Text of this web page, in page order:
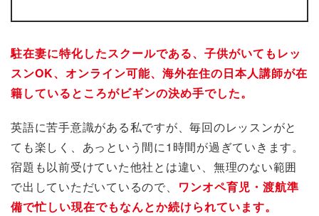
駐在妻に特化したスクールである、子供がいてもレッ
スンOK、オンライン可能、海外在住の日本人講師が在
籍しているところがビギンの決め手でした。
英語に苦手意識がある私ですが、毎回のレッスンがと
ても楽しく、あっという間に1時間が過ぎていきます。
宿題も以前受けていた他社とは違い、無理のない範囲
で出していただいているので、
ワンオペ育児・渡航準
備で忙しい現在でもなんとか続けられています。